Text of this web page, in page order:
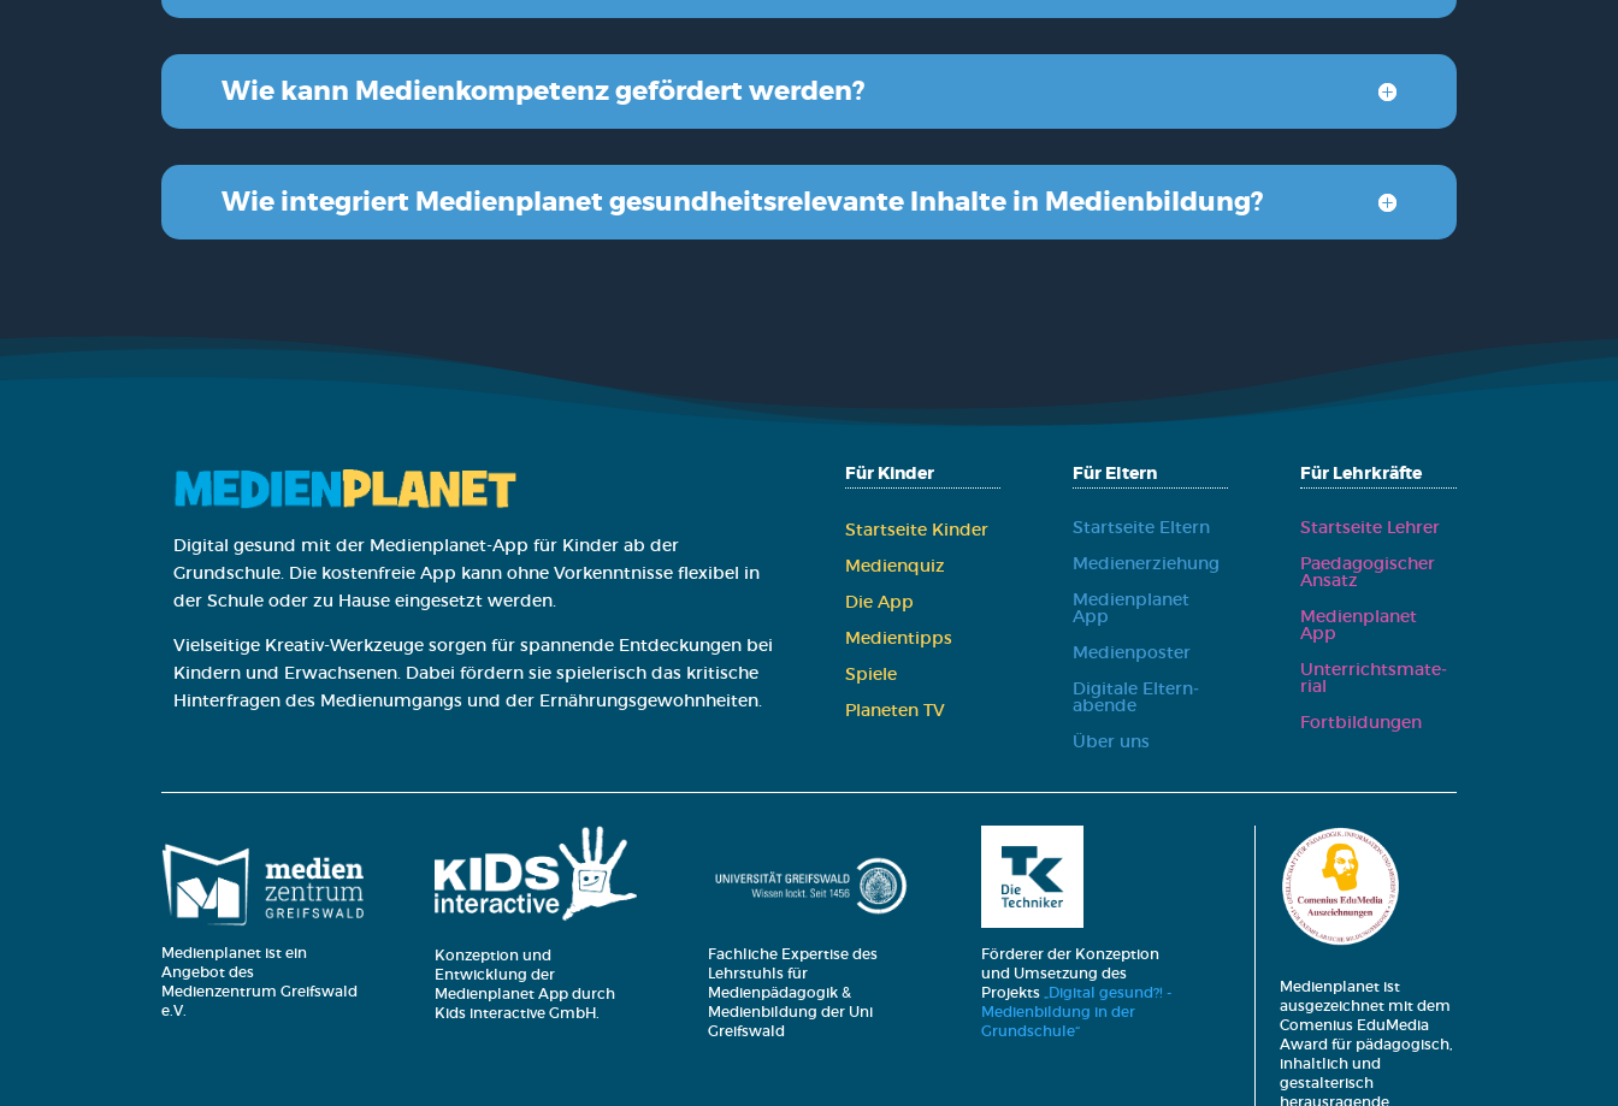
Wie kann Medi­en­kom­pe­tenz geför­dert wer­den?
Wie inte­griert Medi­en­pla­net gesund­heits­re­le­van­te Inhal­te in Medi­en­bil­dung?
Digital gesund mit der Medienplanet-App für Kinder ab der
Grundschule. Die kostenfreie App kann ohne Vorkenntnisse flexibel in
der Schule oder zu Hause eingesetzt werden.
Vielseitige Kreativ-Werkzeuge sorgen für spannende Entdeckungen bei
Kindern und Erwachsenen. Dabei fördern sie spielerisch das kritische
Hinterfragen des Medienumgangs und der Ernährungsgewohnheiten.
Für Kinder
Start­sei­te Kin­der
Medi­en­quiz
Die App
Medi­en­tipps
Spie­le
Pla­ne­ten TV
Für Eltern
Start­sei­te Eltern
Medi­en­er­zie­hung
Medi­en­pla­net
App
Medi­en­pos­ter
Digi­ta­le Eltern­
aben­de
Über uns
Für Lehrkräfte
Start­sei­te Leh­rer
Paed­ago­gi­scher
Ansatz
Medi­en­pla­net
App
Unter­richts­ma­te­
ri­al
Fort­bil­dun­gen
Medienplanet ist ein
Angebot des
Medienzentrum Greifswald
e.V.
Konzeption und
Entwicklung der
Medienplanet App durch
Kids interactive GmbH.
Fachliche Expertise des
Lehrstuhls für
Medienpädagogik &
Medienbildung der Uni
Greifswald
Förderer der Konzeption
und Umsetzung des
Projekts „Digital gesund?! -
Medienbildung in der
Grundschule“
Medienplanet ist
ausgezeichnet mit dem
Comenius EduMedia
Award für pädagogisch,
inhaltlich und
gestalterisch
herausragende